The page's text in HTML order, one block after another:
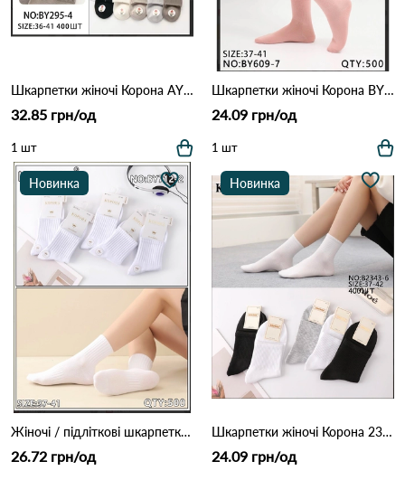
Шкарпетки жіночі Корона AY295-4 Різні кольори
32.85 грн/од
1 шт
Шкарпетки жіночі Корона BY609-7 Різні кольори
24.09 грн/од
1 шт
Новинка
Жіночі / підліткові шкарпетки КОРОНА BY712-2 Білий
26.72 грн/од
Новинка
Шкарпетки жіночі Корона 2343-6 Різні кольори
24.09 грн/од